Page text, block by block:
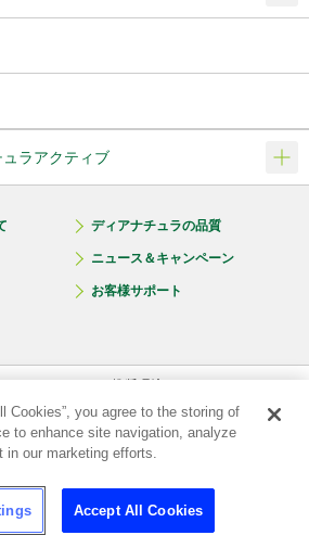
ラアクティブ
ディアナチュラの品質
ニュース＆キャンペーン
お客様サポート
シー
推奨環境
サイトマップ
Group Foods, Ltd.
Cookies”, you agree to the storing of
to enhance site navigation, analyze
in our marketing efforts.
Accept All Cookies